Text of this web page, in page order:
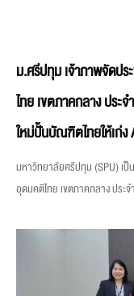
ม.ศรีปทุม เจ้าภาพจัดป
ไทย เขตภาคกลาง ประ
ใหม่ปั้นบัณฑิตไทยให้เก่
มหาวิทยาลัยศรีปทุม (SPU) เ
อุดมคติไทย เขตภาคกลาง ประจ